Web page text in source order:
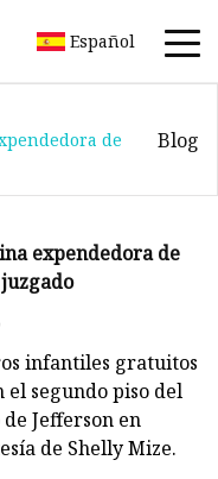
Español
de
Blog
expendedora de
infantiles gratuitos
segundo piso del
Jefferson en
de Shelly Mize.